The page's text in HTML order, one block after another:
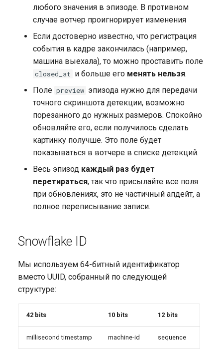
любого значения в эпизоде. В противном
случае вотчер проигнорирует изменения
Если достоверно известно, что регистрация
события в кадре закончилась (например,
машина выехала), то можно проставить поле
closed_at и больше его менять нельзя.
Поле preview эпизода нужно для передачи
точного скриншота детекции, возможно
порезанного до нужных размеров. Спокойно
обновляйте его, если получилось сделать
картинку получше. Это поле будет
показываться в вотчере в списке детекций.
Весь эпизод каждый раз будет
перетираться, так что присылайте все поля
при обновлениях, это не частичный апдейт, а
полное переписывание записи.
Snowflake ID
Мы используем 64-битный идентификатор
вместо UUID, собранный по следующей
структуре:
42 bits 10 bits 12 bits
millisecond timestamp machine-id sequence